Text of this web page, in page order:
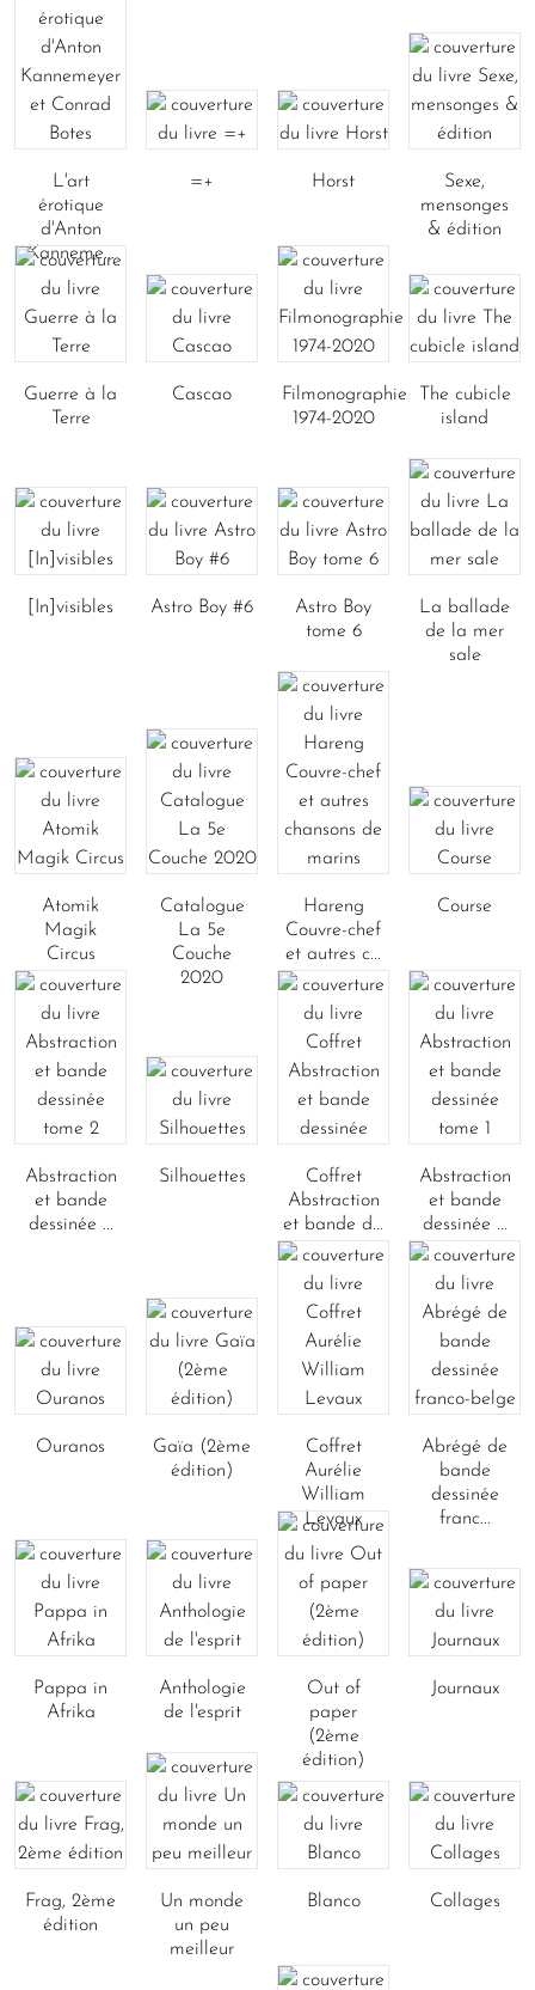
L'art
érotique
d'Anton
Kanneme...
=+ Horst
Sexe,
mensonges
& édition
Guerre à la
Terre
Cascao
Filmonographie
1974-2020
The cubicle
island
[In]visibles Astro Boy #6
Astro Boy
tome 6
La ballade
de la mer
sale
Atomik
Magik
Circus
Catalogue
La 5e
Couche
2020
Hareng
Couvre-chef
et autres c...
Course
Abstraction
et bande
dessinée ...
Silhouettes
Coffret
Abstraction
et bande d...
Abstraction
et bande
dessinée ...
Ouranos
Gaïa (2ème
édition)
Coffret
Aurélie
William
Levaux
Abrégé de
bande
dessinée
franc...
Pappa in
Afrika
Anthologie
de l'esprit
Out of
paper
(2ème
édition)
Journaux
Frag, 2ème
édition
Un monde
un peu
meilleur
Blanco Collages